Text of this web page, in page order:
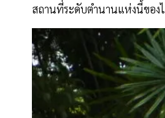
สถานที่ระดับตำนานแห่งนี้ของ